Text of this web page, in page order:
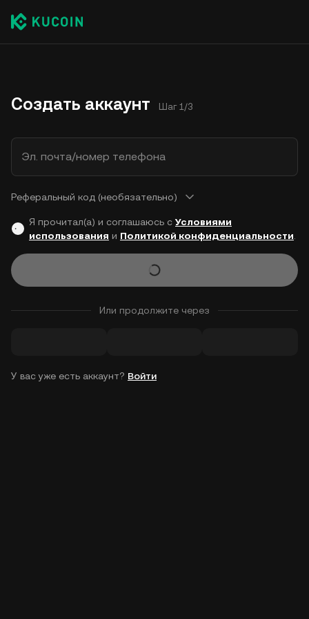
Создать аккаунт Шаг 1/3
Эл. почта/номер телефона
Реферальный код (необязательно)
Я прочитал(а) и соглашаюсь с Условиями
использования и Политикой конфиденциальности
Или продолжите через
У вас уже есть аккаунт? Войти